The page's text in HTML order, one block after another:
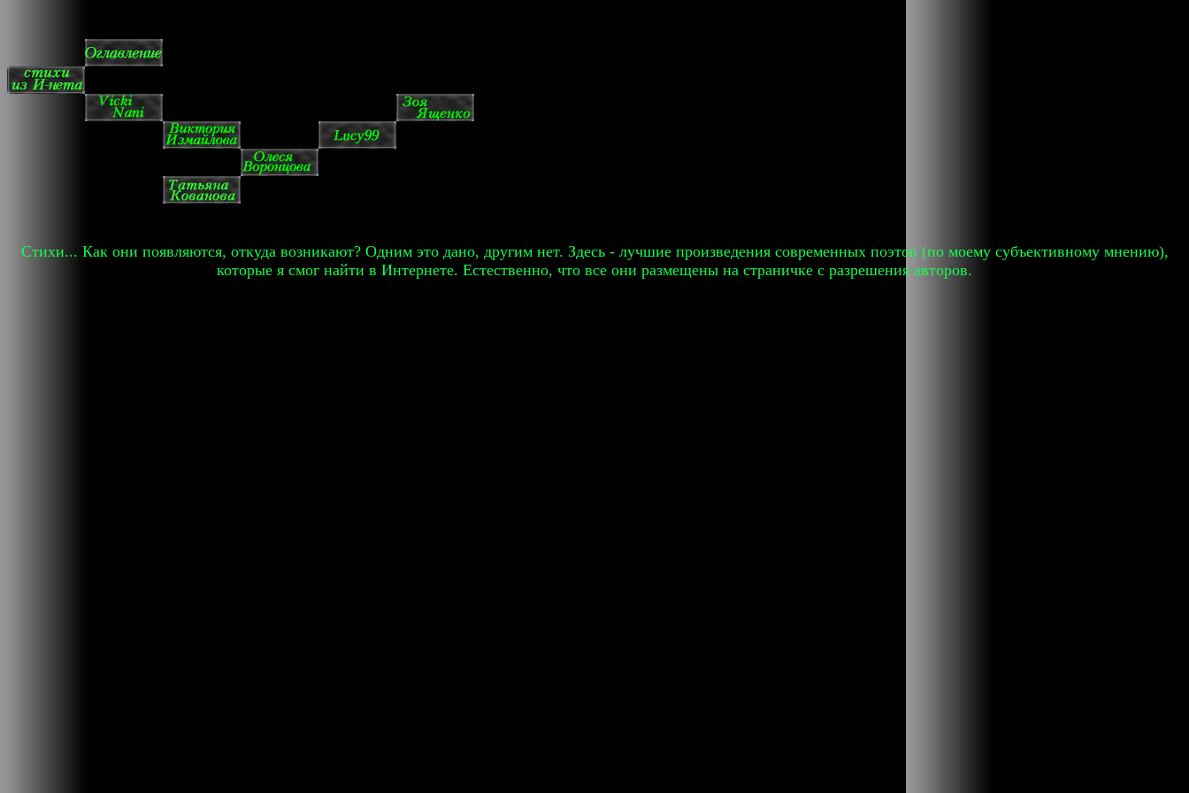
Стихи... Как они появляются, откуда возникают? Одним это дано, другим нет. Здесь - лучшие произведения современных поэтов (по моему субъективному мнению),
которые я смог найти в Интернете. Естественно, что все они размещены на страничке с разрешения авторов.